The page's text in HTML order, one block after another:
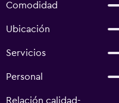
Comodidad
Ubicación
Servicios
Personal
Relación calidad-